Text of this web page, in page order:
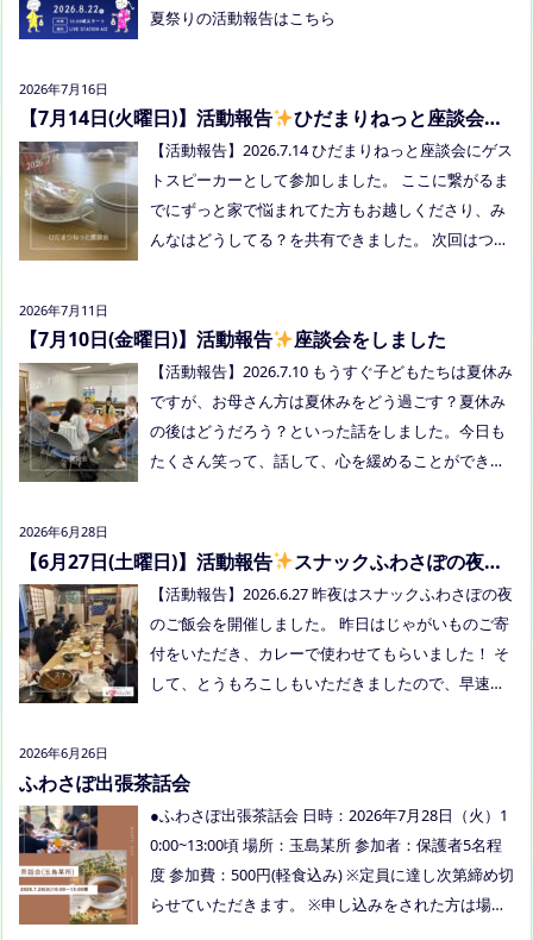
ただきます。 参加費：中学生以上500円、小学生200
円、乳幼児無料 ※お申し込みはこちらから https://f
orms.gle/Vhs62HxfDKduZMeV8 ●ひだまりねっと座
談会(北村がゲストスピーカーで参加します) 場所：
つむぎ高梁（高梁市横町1072-1） 日時：令和8年8月
画！夏祭り！ 日時:2026年8月22日(土)16:00〜20:00
頃 場所：LIVE STATION AIZ(倉敷市玉島阿賀崎2-3-55)
内容：音楽あり、ゲームあり、食べ物ありの多世代
交流夏祭りです。
夏祭りの活動報告はこちら
2026年7月16日
【7月14日(火曜日)】活動報告
ひだまりねっと座談会に
参加しました
【活動報告】2026.7.14 ひだまりねっと座談会にゲス
トスピーカーとして参加しました。 ここに繋がるま
でにずっと家で悩まれてた方もお越しくださり、み
んなはどうしてる？を共有できました。 次回はつむ
2026年7月11日
【7月10日(金曜日)】活動報告 座談会をしました
【活動報告】2026.7.10 もうすぐ子どもたちは夏休み
ですが、お母さん方は夏休みをどう過ごす？夏休み
の後はどうだろう？といった話をしました。今日も
たくさん笑って、話して、心を緩めることができま
ご予約してくださいね。
2026年6月28日
【6月27日(土曜日)】活動報告
スナックふわさぽの夜の
ご飯会を開催しました【活動報告】2026.6.27 昨夜はスナックふわさぽの夜
のご飯会を開催しました。 昨日はじゃがいものご寄
付をいただき、カレーで使わせてもらいました！ そ
して、とうもろこしもいただきましたので、早速茹
多く、お母さまの困ってる、だけではなく、ご家族
今回、ご参加できなかった方も、フリースクールっ
2026年6月26日
ふわさぽ出張茶話会
●ふわさぽ出張茶話会 日時：2026年7月28日（火）1
0:00~13:00頃 場所：玉島某所 参加者：保護者5名程
度 参加費：500円(軽食込み) ※定員に達し次第締め切
らせていただきます。 ※申し込みをされた方は場所